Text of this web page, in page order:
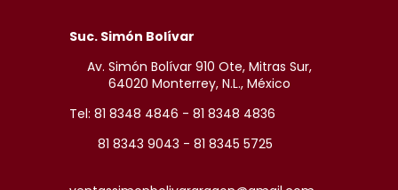
Suc. Simón Bolívar
Av. Simón Bolívar 910 Ote, Mitras Sur,
64020 Monterrey, N.L., México
Tel: 81 8348 4846 - 81 8348 4836
81 8343 9043 - 81 8345 5725